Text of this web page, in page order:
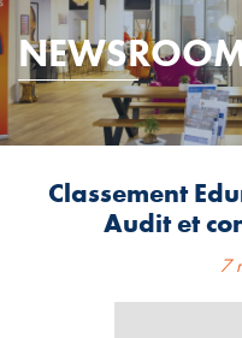
Classement
Audit et
7